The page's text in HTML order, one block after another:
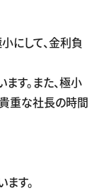
にして、金利負
す。また、極小
重な社長の時間
す。